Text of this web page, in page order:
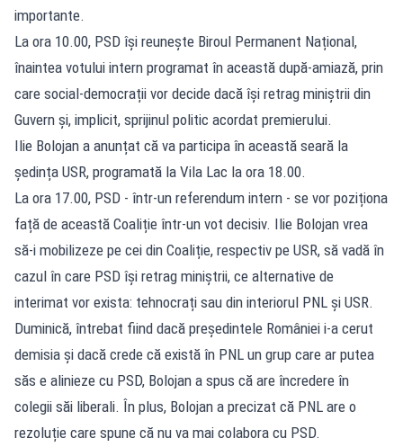
importante.
La ora 10.00, PSD își reunește Biroul Permanent Național,
înaintea votului intern programat în această după-amiază, prin
care social-democrații vor decide dacă își retrag miniștrii din
Guvern și, implicit, sprijinul politic acordat premierului.
Ilie Bolojan a anunțat că va participa în această seară la
ședința USR, programată la Vila Lac la ora 18.00.
La ora 17.00, PSD - într-un referendum intern - se vor poziționa
față de această Coaliție într-un vot decisiv. Ilie Bolojan vrea
să-i mobilizeze pe cei din Coaliție, respectiv pe USR, să vadă în
cazul în care PSD își retrag miniștrii, ce alternative de
interimat vor exista: tehnocrați sau din interiorul PNL și USR.
Duminică, întrebat fiind dacă președintele României i-a cerut
demisia și dacă crede că există în PNL un grup care ar putea
săs e alinieze cu PSD, Bolojan a spus că are încredere în
colegii săi liberali. În plus, Bolojan a precizat că PNL are o
rezoluție care spune că nu va mai colabora cu PSD.